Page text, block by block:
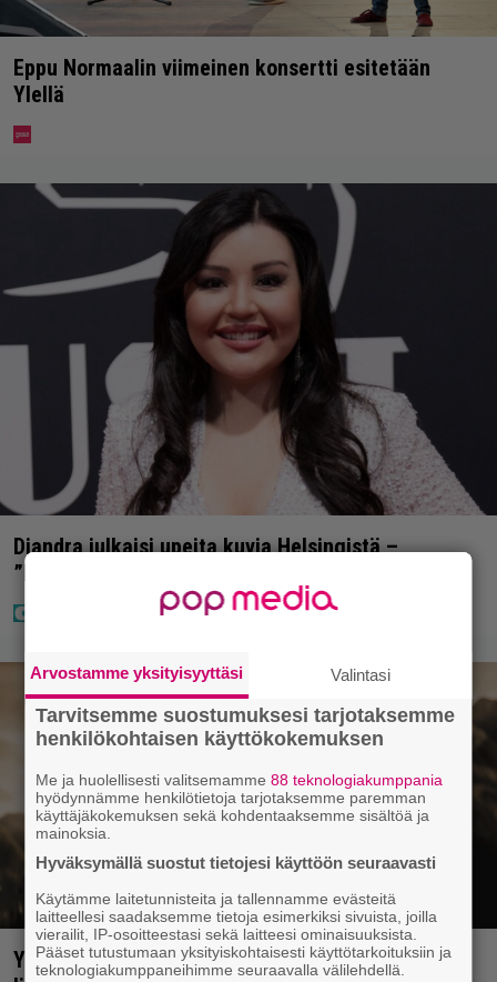
Eppu Normaalin viimeinen konsertti esitetään
Ylellä
Diandra julkaisi upeita kuvia Helsingistä –
”Puitteet kohdillaan”
Yöllä tv:ssä: Sotaelokuvan näyttelijät kasvattivat
Arvostamme yksityisyyttäsi Valintasi
Tarvitsemme suostumuksesi tarjotaksemme
henkilökohtaisen käyttökokemuksen
Me ja huolellisesti valitsemamme88 teknologiakumppania
hyödynnämme henkilötietoja tarjotaksemme paremman
käyttäjäkokemuksen sekä kohdentaaksemme sisältöä ja
mainoksia.
Hyväksymällä suostut tietojesi käyttöön seuraavasti
Käytämme laitetunnisteita ja tallennamme evästeitä
laitteellesi saadaksemme tietoja esimerkiksi sivuista, joilla
vierailit, IP-osoitteestasi sekä laitteesi ominaisuuksista.
Pääset tutustumaan yksityiskohtaisesti käyttötarkoituksiin ja
teknologiakumppaneihimme seuraavalla välilehdellä.